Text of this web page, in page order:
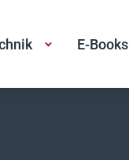
E-Books